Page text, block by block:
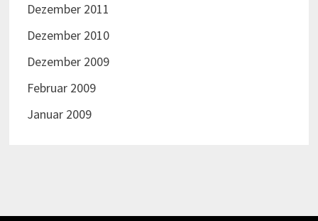
Dezember 2011
Dezember 2010
Dezember 2009
Februar 2009
Januar 2009